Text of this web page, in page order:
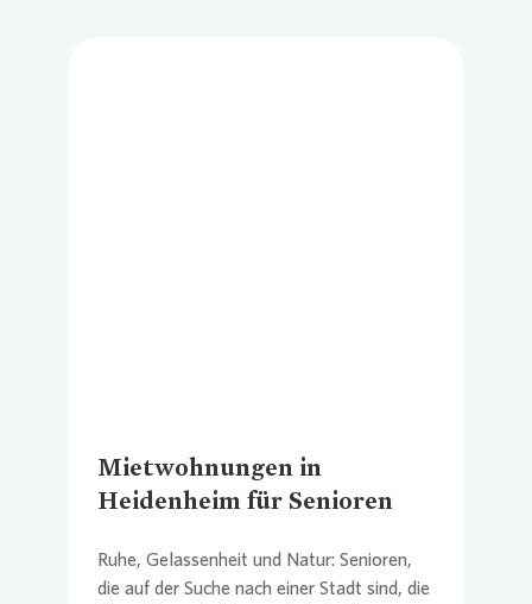
Mietwohnungen in
Heidenheim für Senioren
Ruhe, Gelassenheit und Natur: Senioren,
die auf der Suche nach einer Stadt sind, die